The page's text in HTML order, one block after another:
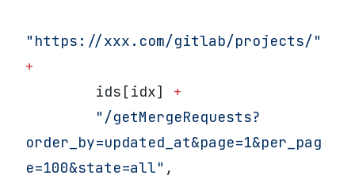
"https://xxx.com/gitlab/projects/"
+
        ids[idx]
+
order_by=updated_at&page=1&per_pag
e=100&state=all" ,